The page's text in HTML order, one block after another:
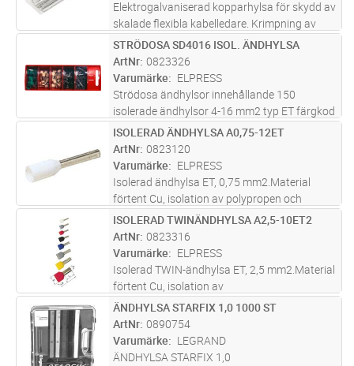
Elektrogalvaniserad kopparhylsa för skydd av
skalade flexibla kabelledare. Krimpning av
kabelns ändhylsor skyddar kablarna och ger
permanent stabila elektriska anslutningar.
ST Lägg i kundvagn
STRÖDOSA SD4016 ISOL. ÄNDHYLSA
ArtNr 0823326
Varumärke
ELPRESS
Strödosa ändhylsor innehållande 150
isolerade ändhylsor 4-16 mm2 typ ET färgkod
W
ST Lägg i kundvagn
ISOLERAD ÄNDHYLSA A0,75-12ET
ArtNr 0823120
Varumärke
ELPRESS
Isolerad ändhylsa ET, 0,75 mm2.Material
förtent Cu, isolation av polypropen och
färgkod W.Rekommenderat verktyg EEB0160.
ST Lägg i kundvagn
ISOLERAD TWINÄNDHYLSA A2,5-10ET2
ArtNr 0823316
Varumärke
ELPRESS
Isolerad TWIN-ändhylsa ET, 2,5 mm2.Material
förtent Cu, isolation av
polypropenRekommenderat verktyg
EEB0160.
FP Lägg i kundvagn
ÄNDHYLSA STARFIX 1,0 1000 ST
ArtNr 0890754
Varumärke
LEGRAND
ÄNDHYLSA STARFIX 1,0